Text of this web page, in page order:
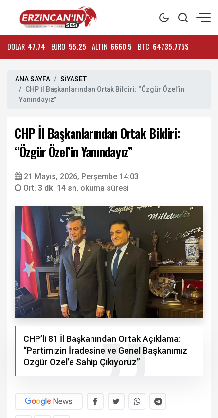
DOLAR 47.74 EURO 55.25 ALTIN 6660.5 BTC 64735.775$
ANA SAYFA
SİYASET
CHP İl Başkanlarından Ortak Bildiri: “Özgür Özel’in
Yanındayız”
CHP İl Başkanlarından Ortak Bildiri:
“Özgür Özel’in Yanındayız”
21 Mayıs, 2026, Perşembe 14:03
Ort. 3 dk. 14 sn. okuma süresi
CHP’li 81 İl Başkanından Ortak Açıklama:
“Partimizin İradesine ve Genel Başkanımız
Özgür Özel’e Sahip Çıkıyoruz”